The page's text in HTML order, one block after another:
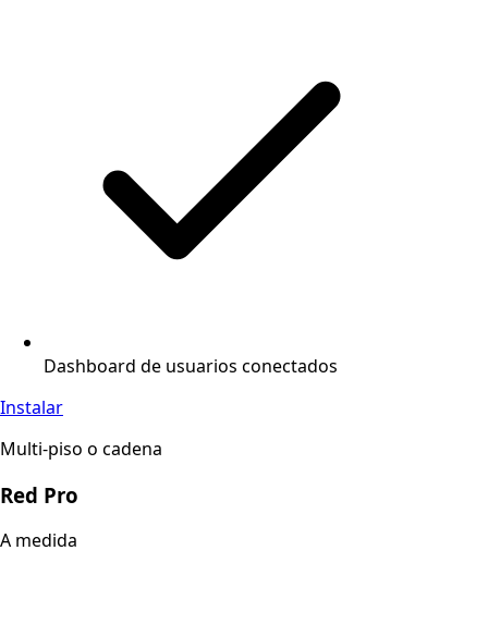
Dashboard de usuarios conectados
Instalar
Multi-piso o cadena
Red Pro
A medida